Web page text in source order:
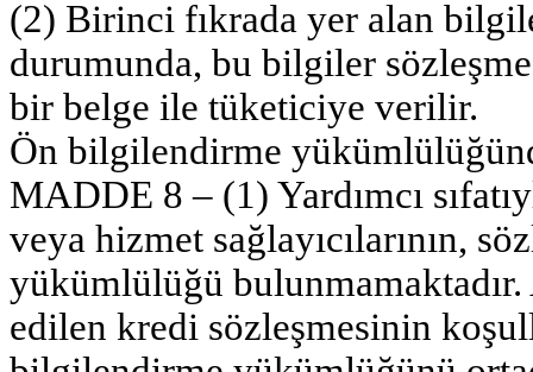
(2) Birinci fıkrada yer alan
durumunda, bu bilgiler
bir belge ile tüketiciye verilir.
Ön bilgilendirme
MADDE 8 – (1) Yardımcı
veya hizmet sağlayıcılarının,
yükümlülüğü
edilen kredi sözleşmesinin